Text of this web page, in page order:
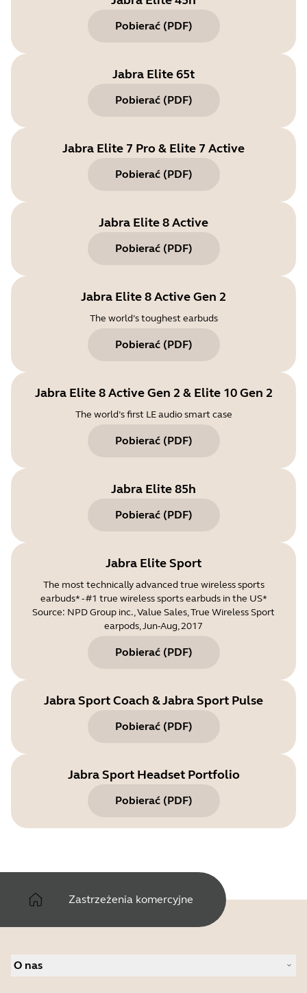
Pobierać (PDF)
Jabra Elite 65t
Pobierać (PDF)
Jabra Elite 7 Pro & Elite 7 Active
Pobierać (PDF)
Jabra Elite 8 Active
Pobierać (PDF)
Jabra Elite 8 Active Gen 2
The world’s toughest earbuds
Pobierać (PDF)
Jabra Elite 8 Active Gen 2 & Elite 10 Gen 2
The world’s first LE audio smart case
Pobierać (PDF)
Jabra Elite 85h
Pobierać (PDF)
Jabra Elite Sport
The most technically advanced true wireless sports
earbuds* - #1 true wireless sports earbuds in the US*
Source: NPD Group inc., Value Sales, True Wireless Sport
earpods, Jun-Aug, 2017
Pobierać (PDF)
Jabra Sport Coach & Jabra Sport Pulse
Pobierać (PDF)
Jabra Sport Headset Portfolio
Pobierać (PDF)
Zastrzeżenia komercyjne
O nas